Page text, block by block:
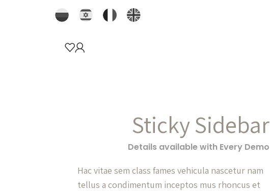
Sticky Sidebar
Details available with Every Demo
Hac vitae sem class fames vehicula nascetur nam
tellus a condimentum inceptos mus rhoncus et